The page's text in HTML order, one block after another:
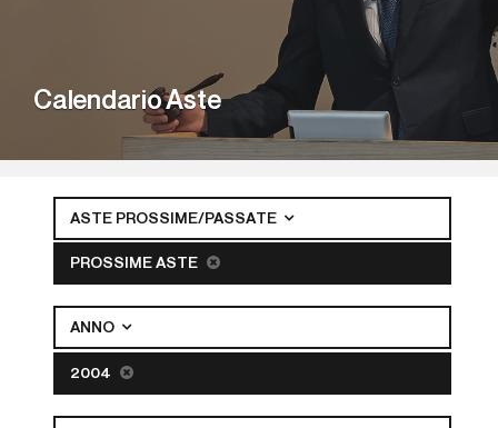
Calendario Aste
ASTE PROSSIME/PASSATE
PROSSIME ASTE
ANNO
2004